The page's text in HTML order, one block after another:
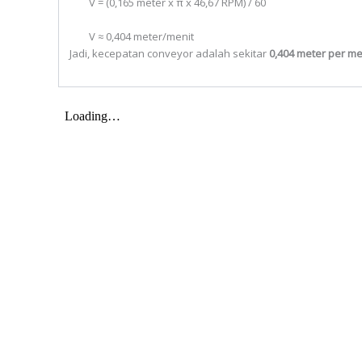
V ≈ 0,404 meter/menit
Jadi, kecepatan conveyor adalah sekitar 0,404 meter per